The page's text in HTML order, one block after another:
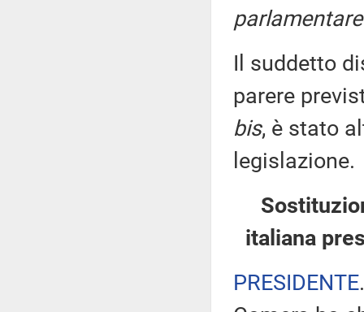
Il suddetto
parere
bis, è stato
legislazione.
italiana
PRESIDENTE